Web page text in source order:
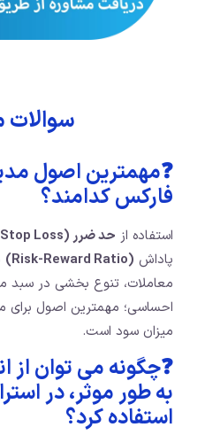
سوالات
❓مهمترین اصول
فارکس کدامند؟
استفاده از حد ضرر (Stop Loss)
پاداش (Risk-Reward Ratio)
معاملات، تنوع بخشی در سبد
احساسی؛ مهمترین اصول برای
میزان سود است.
❓چگونه می توان از
به طور موثر، در
استفاده کرد؟